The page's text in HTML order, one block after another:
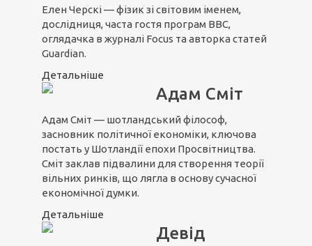
Елен Черскі — фізик зі світовим іменем,
дослідниця, часта гостя програм ВВС,
оглядачка в журналі Focus та авторка статей
Guardian.
Детальніше
Адам Сміт
Адам Сміт — шотландський філософ,
засновник політичної економіки, ключова
постать у Шотландії епохи Просвітництва.
Сміт заклав підвалини для створення теорії
вільних ринків, що лягла в основу сучасної
економічної думки.
Детальніше
Девід